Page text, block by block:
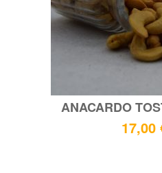
ANACARDO
17,00